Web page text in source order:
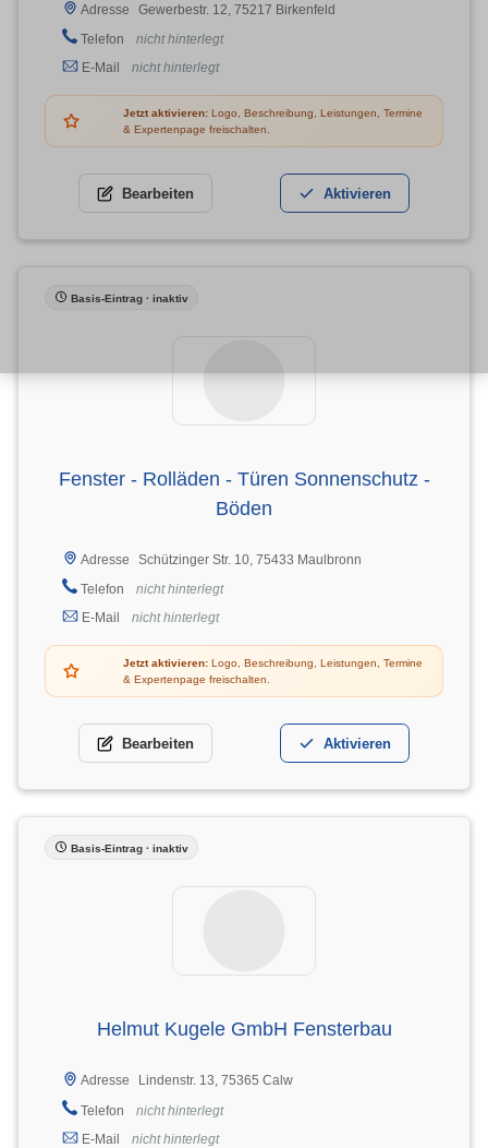
Adresse
Gewerbestr. 12, 75217 Birkenfeld
Telefon
nicht hinterlegt
E-Mail
nicht hinterlegt
Jetzt aktivieren: Logo, Beschreibung, Leistungen, Termine
& Expertenpage freischalten.
Bearbeiten Aktivieren
Basis-Eintrag · inaktiv
Fenster - Rolläden - Türen Sonnenschutz -
Böden
Adresse
Schützinger Str. 10, 75433 Maulbronn
Telefon
nicht hinterlegt
E-Mail
nicht hinterlegt
Jetzt aktivieren: Logo, Beschreibung, Leistungen, Termine
& Expertenpage freischalten.
Bearbeiten Aktivieren
Basis-Eintrag · inaktiv
Helmut Kugele GmbH Fensterbau
Adresse
Lindenstr. 13, 75365 Calw
Telefon
nicht hinterlegt
E-Mail
nicht hinterlegt